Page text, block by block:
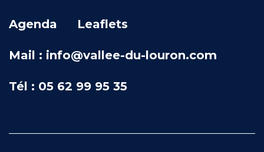
Agenda Leaflets
Mail : info@vallee-du-louron.com
Tél : 05 62 99 95 35